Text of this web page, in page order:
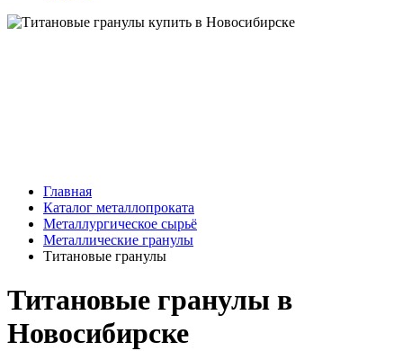
Главная
Каталог металлопроката
Металлургическое сырьё
Металлические гранулы
Титановые гранулы
Титановые гранулы в
Новосибирске